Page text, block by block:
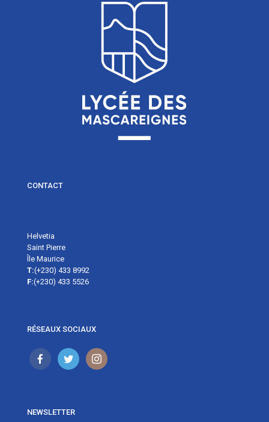
CONTACT
Helvetia
Saint Pierre
Île Maurice
T:(+230) 433 8992
F:(+230) 433 5526
RÉSEAUX SOCIAUX
NEWSLETTER